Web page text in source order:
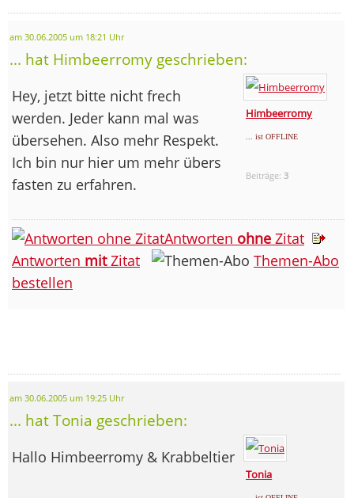
am 30.06.2005 um 18:21 Uhr
... hat Himbeerromy geschrieben:
Himbeerromy
... ist OFFLINE
Beiträge:3
Hey, jetzt bitte nicht frech
werden. Jeder kann mal was
übersehen. Also mehr Respekt.
Ich bin nur hier um mehr übers
fasten zu erfahren.
Antworten ohne Zitat
Antworten mitZitat
Themen-Abo
bestellen
am 30.06.2005 um 19:25 Uhr
... hat Tonia geschrieben:
Tonia
Hallo Himbeerromy & Krabbeltier